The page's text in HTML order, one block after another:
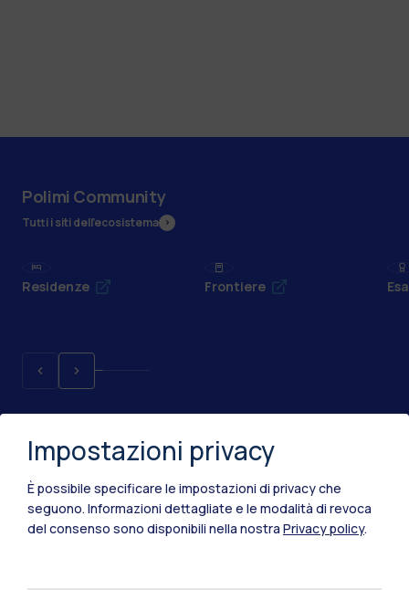
Polimi Community
Tutti i siti dell’ecosistema
Residenze Frontiere
Impostazioni privacy
È possibile specificare le impostazioni di privacy che
seguono. Informazioni dettagliate e le modalità di revoca
del consenso sono disponibili nella nostra Privacy policy.